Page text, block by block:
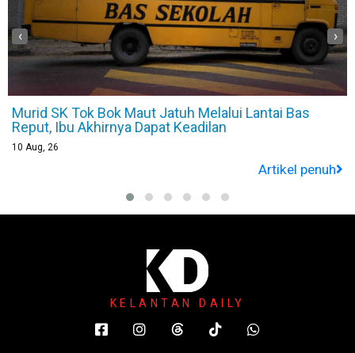
Murid SK Tok Bok Maut Jatuh Melalui Lantai Bas
Reput, Ibu Akhirnya Dapat Keadilan
10 Aug, 26
Artikel penuh
‹ ›
KELANTAN DAILY